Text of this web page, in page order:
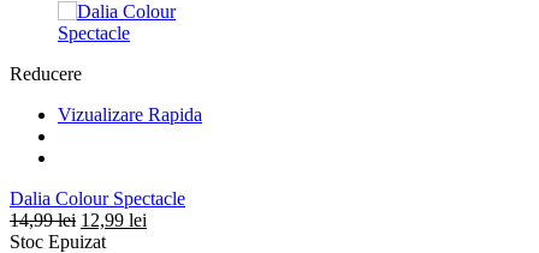
fost:
14,99 lei.
12,99 lei.
Reducere
Vizualizare Rapida
Dalia Colour Spectacle
14,99lei Prețul
inițial
12,99 lei
Stoc Epuizat